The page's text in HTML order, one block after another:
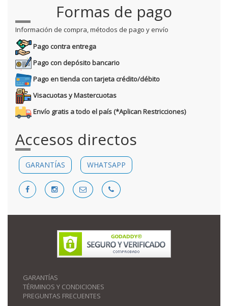
Formas de pago
Información de compra, métodos de pago y envío
Pago contra entrega
Pago con depósito bancario
Pago en tienda con tarjeta crédito/débito
Visacuotas y Mastercuotas
Envío gratis a todo el país (*Aplican Restricciones)
Accesos directos
GARANTÍAS WHATSAPP
GARANTÍAS
TÉRMINOS Y CONDICIONES
PREGUNTAS FRECUENTES